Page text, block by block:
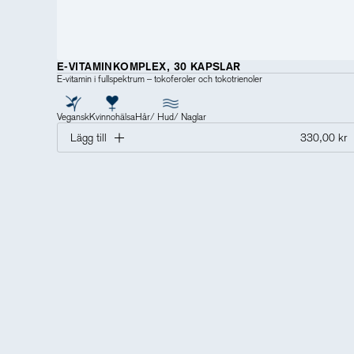
E-VITAMINKOMPLEX, 30 KAPSLAR
E-vitamin i fullspektrum – tokoferoler och tokotrienoler
VeganskKvinnohälsaHår/ Hud/ Naglar
Lägg till 330,00 kr